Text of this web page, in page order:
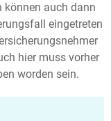
können auch dann
eingetreten
hier muss vorher
worden sein.